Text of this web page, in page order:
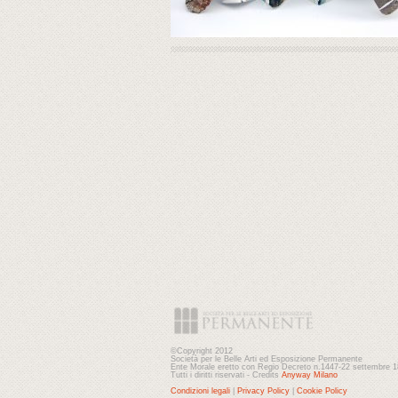
©Copyright 2012
Società per le Belle Arti ed Esposizione Permanente
Ente Morale eretto con Regio Decreto n.1447-22 settembre
Tutti i diritti riservati - Credits Anyway Milano
Condizioni legali
Privacy Policy Cookie Policy